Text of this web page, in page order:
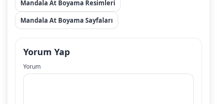
Mandala At Boyama Resimleri
Mandala At Boyama Sayfaları
Yorum Yap
Yorum